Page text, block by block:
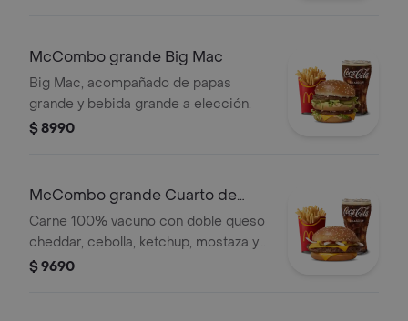
McCombo grande Big Mac
Big Mac, acompañado de papas
grande y bebida grande a elección.
$ 8990
McCombo grande Cuarto de
Libra con Queso
Carne 100% vacuno con doble queso
cheddar, cebolla, ketchup, mostaza y
pepinillos. Acompañado con papas y
$ 9690